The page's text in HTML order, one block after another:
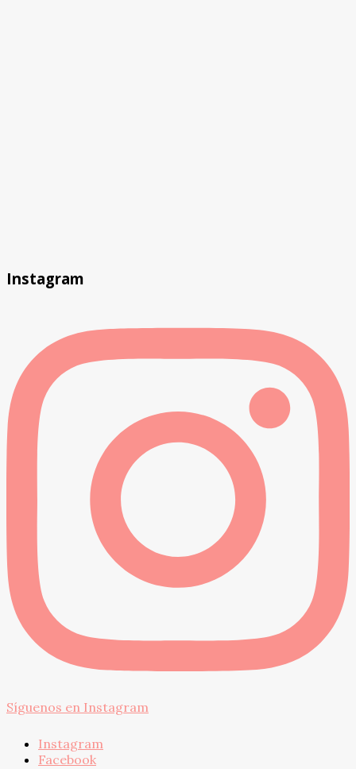
Instagram
Síguenos en Instagram
Instagram
Facebook